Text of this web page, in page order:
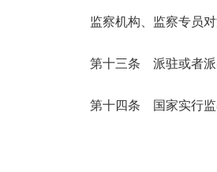
监察机构、监察专员对
第十三条 派驻或者派出
第十四条 国家实行监察